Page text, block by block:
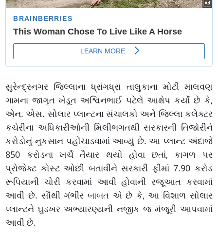
સુરેન્દ્રનગર જિલ્લાના ધ્રાંગધ્રા તાલુકાના મોટી માલવણ
ગામના જાગૃત ખેડૂત અશ્વિનભાઈ પટેલે આક્ષેપ કર્યો છે કે,
એન. એસ. સોલાર પ્લાન્ટના સંચાલકો અને જિલ્લા કલેક્ટર
કચેરીના અધિકારીઓની મિલીભગતથી સરકારની તિજોરીને
કરોડોનું નુકસાન પહોંચાડવામાં આવ્યું છે. આ પ્લાન્ટ અંદાજે
850 કરોડના ખર્ચે તૈયાર થયો હોવા છતાં, કાગળ પર
પ્રોજેક્ટ કોસ્ટ ઓછી બતાવીને સરકારી ફીમાં 7.90 કરોડ
રૂપિયાની ચોરી કરવામાં આવી હોવાની રજૂઆત કરવામાં
આવી છે. સૌથી ગંભીર બાબત એ છે કે, આ વિશાળ સોલાર
પ્લાન્ટને ઘુડખર અભ્યારણ્યની નજીક જ મંજૂરી આપવામાં
આવી છે.